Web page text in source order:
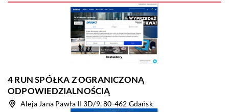
4 RUN SPÓŁKA Z OGRANICZONĄ
ODPOWIEDZIALNOŚCIĄ
Aleja Jana Pawła II 3D/9, 80-462 Gdańsk